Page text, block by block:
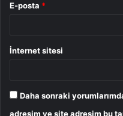
E-posta *
İnternet sitesi
Daha sonraki
adresim ve site adresim bu